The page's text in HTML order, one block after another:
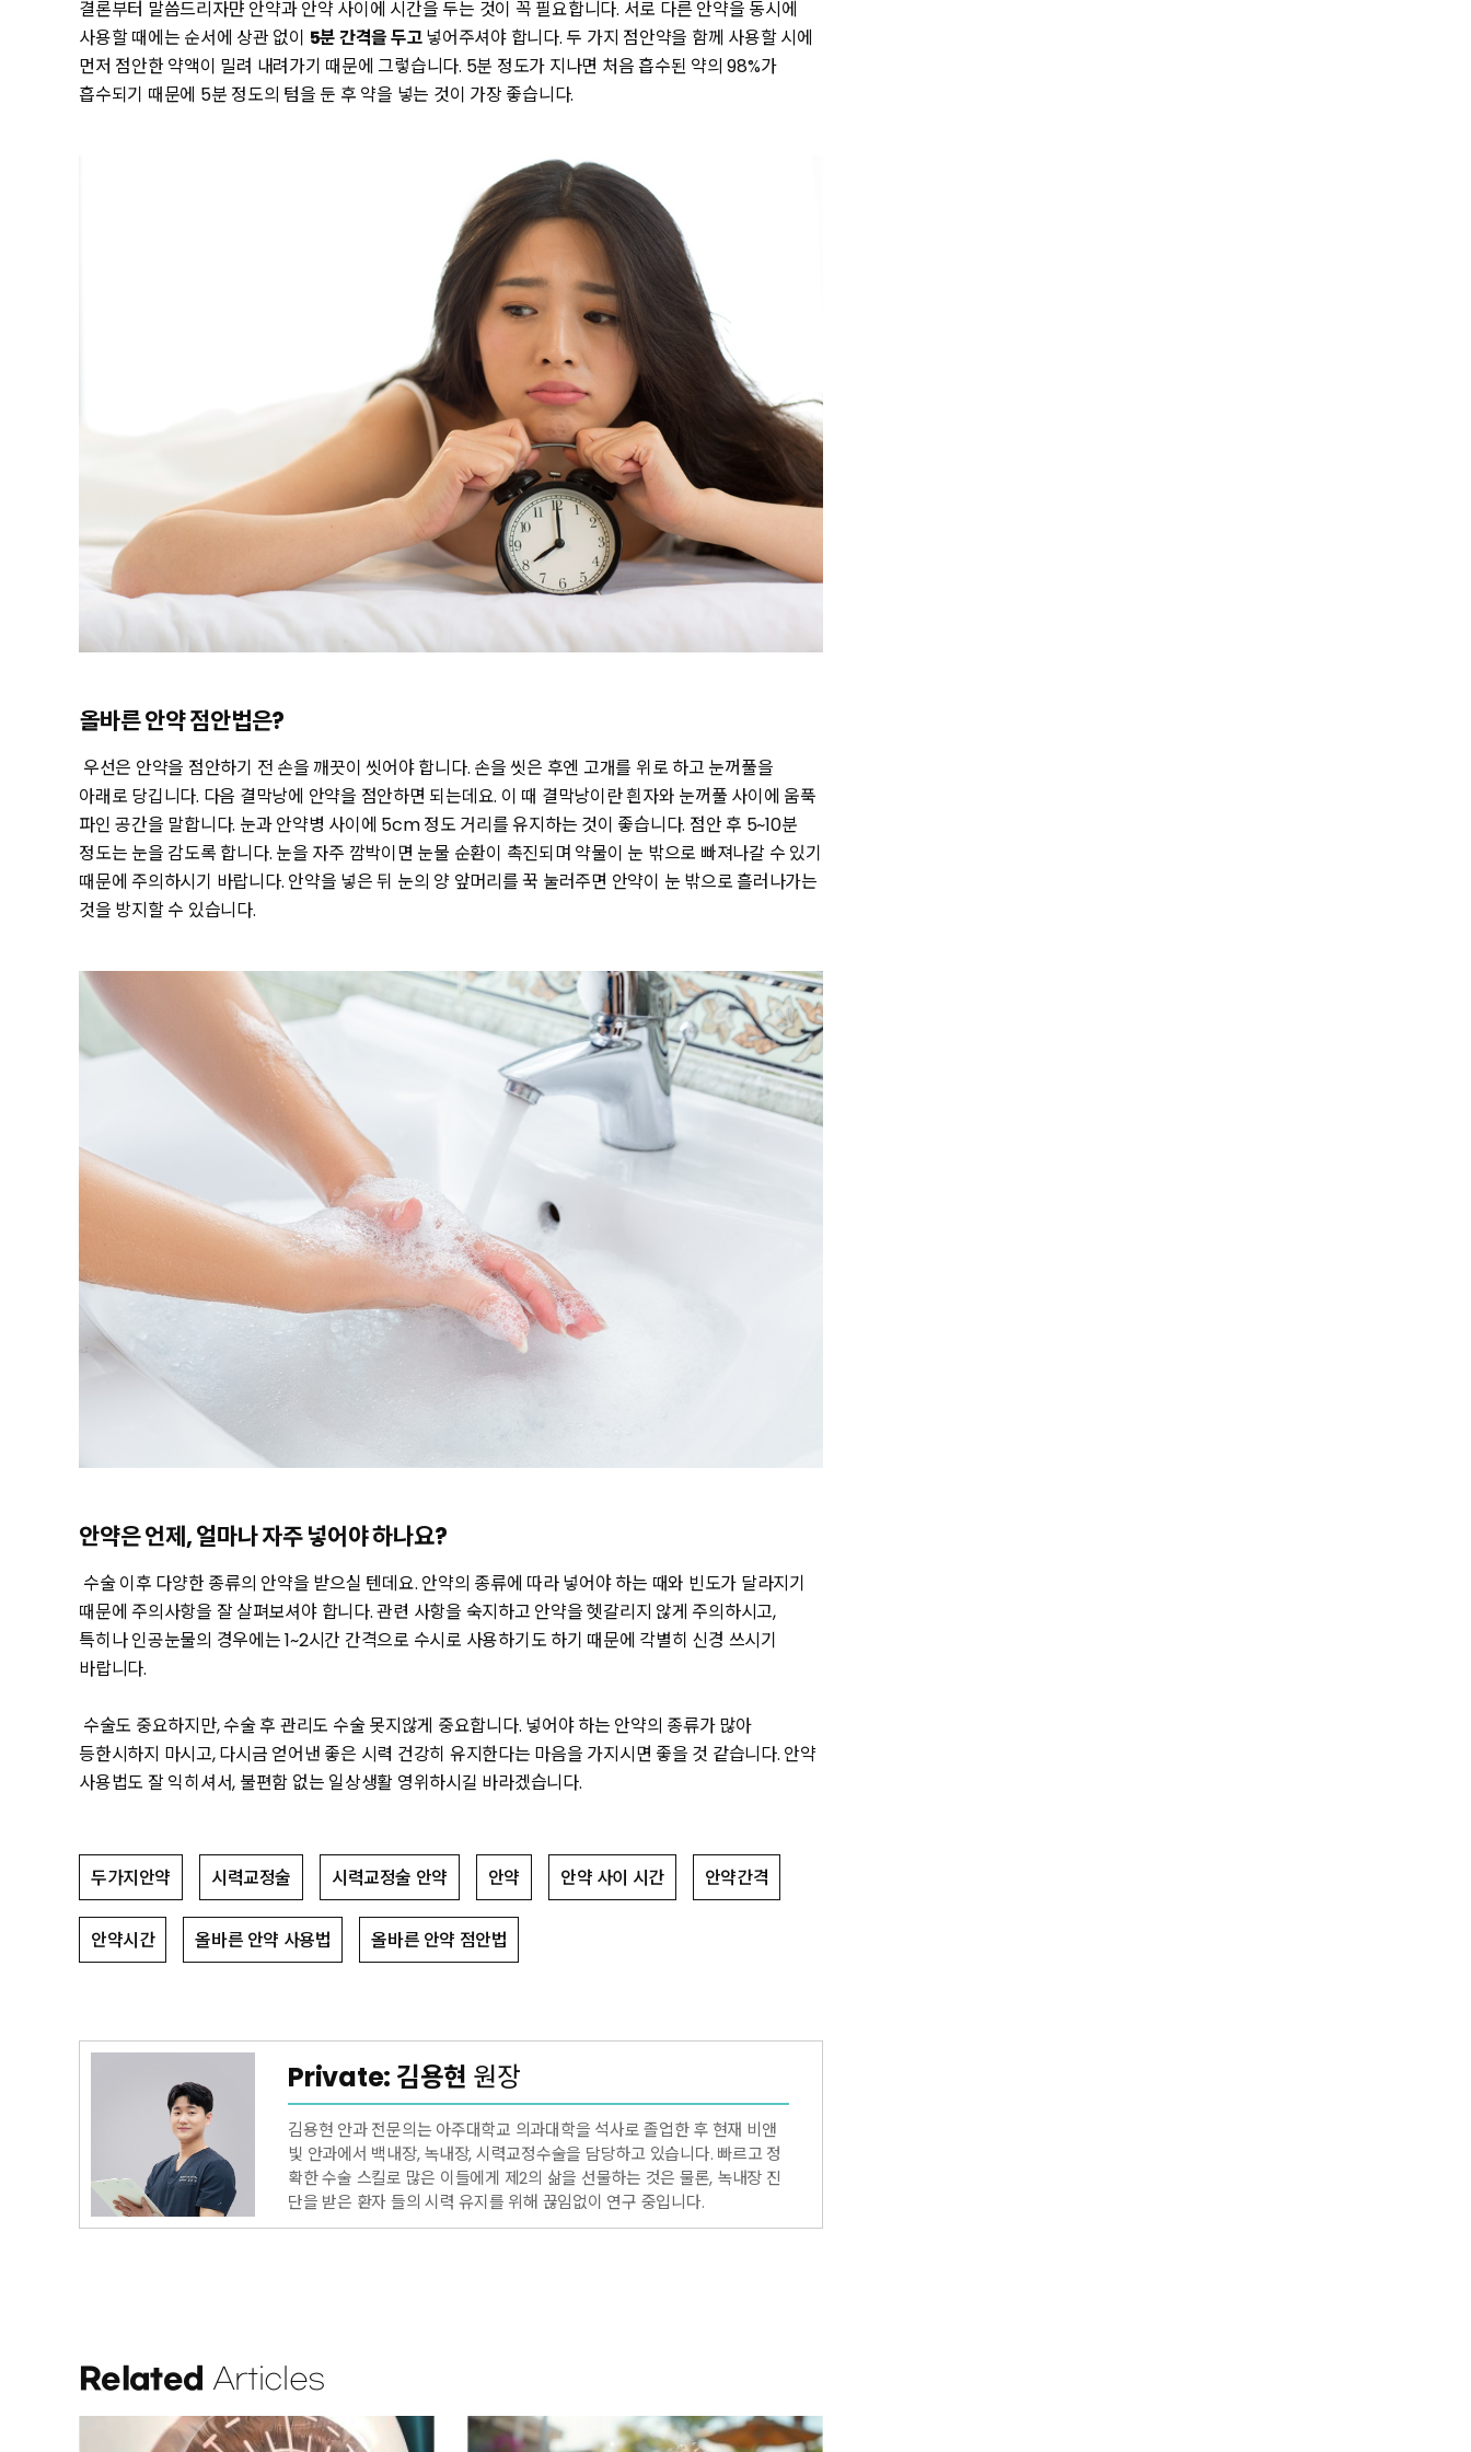
결론부터 말씀드리자먄 안약과 안약 사이에 시간을 두는 것이 꼭 필요합니다. 서로 다른 안약을 동시에
사용할 때에는 순서에 상관 없이 5분 간격을 두고넣어주셔야 합니다. 두 가지 점안약을 함께 사용할 시에
먼저 점안한 약액이 밀려 내려가기 때문에 그렇습니다. 5분 정도가 지나면 처음 흡수된 약의 98%가
흡수되기 때문에 5분 정도의 텀을 둔 후 약을 넣는 것이 가장 좋습니다.
올바른 안약 점안법은?
우선은 안약을 점안하기 전 손을 깨끗이 씻어야 합니다. 손을 씻은 후엔 고개를 위로 하고 눈꺼풀을
아래로 당깁니다. 다음 결막낭에 안약을 점안하면 되는데요. 이 때 결막낭이란 흰자와 눈꺼풀 사이에 움푹
파인 공간을 말합니다. 눈과 안약병 사이에 5cm 정도 거리를 유지하는 것이 좋습니다. 점안 후 5~10분
정도는 눈을 감도록 합니다. 눈을 자주 깜박이면 눈물 순환이 촉진되며 약물이 눈 밖으로 빠져나갈 수 있기
때문에 주의하시기 바랍니다. 안약을 넣은 뒤 눈의 양 앞머리를 꾹 눌러주면 안약이 눈 밖으로 흘러나가는
것을 방지할 수 있습니다.
안약은 언제, 얼마나 자주 넣어야 하나요?
수술 이후 다양한 종류의 안약을 받으실 텐데요. 안약의 종류에 따라 넣어야 하는 때와 빈도가 달라지기
때문에 주의사항을 잘 살펴보셔야 합니다. 관련 사항을 숙지하고 안약을 헷갈리지 않게 주의하시고,
특히나 인공눈물의 경우에는 1~2시간 간격으로 수시로 사용하기도 하기 때문에 각별히 신경 쓰시기
바랍니다.
수술도 중요하지만, 수술 후 관리도 수술 못지않게 중요합니다. 넣어야 하는 안약의 종류가 많아
등한시하지 마시고, 다시금 얻어낸 좋은 시력 건강히 유지한다는 마음을 가지시면 좋을 것 같습니다. 안약
사용법도 잘 익히셔서, 불편함 없는 일상생활 영위하시길 바라겠습니다.
두가지안약 시력교정술 시력교정술 안약 안약 안약 사이 시간 안약간격
안약시간 올바른 안약 사용법 올바른 안약 점안법
Private: 김용현 원장
김용현 안과 전문의는 아주대학교 의과대학을 석사로 졸업한 후 현재 비앤
빛 안과에서 백내장, 녹내장, 시력교정수술을 담당하고 있습니다. 빠르고 정
확한 수술 스킬로 많은 이들에게 제2의 삶을 선물하는 것은 물론, 녹내장 진
단을 받은 환자 들의 시력 유지를 위해 끊임없이 연구 중입니다.
Related Articles